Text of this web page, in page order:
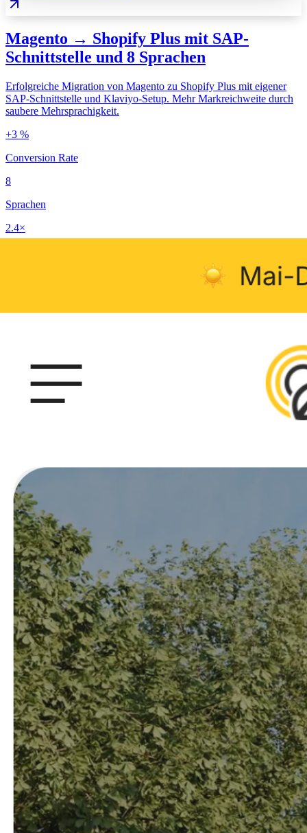
Magento → Shopify Plus mit SAP-
Schnittstelle und 8 Sprachen
Erfolgreiche Migration von Magento zu Shopify Plus mit eigener
SAP-Schnittstelle und Klaviyo-Setup. Mehr Markreichweite durch
saubere Mehrsprachigkeit.
+3 %
Conversion Rate
8
Sprachen
2.4×